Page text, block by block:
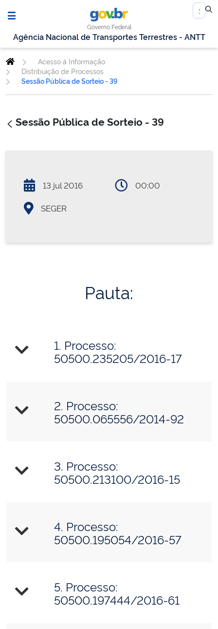
Governo Federal
Agência Nacional de Transportes Terrestres - ANTT
Acesso à Informação
Distribuição de Processos
Sessão Pública de Sorteio - 39
Sessão Pública de Sorteio - 39
13 jul 2016 00:00
SEGER
Pauta:
1. Processo:
50500.235205/2016-17
2. Processo:
50500.065556/2014-92
3. Processo:
50500.213100/2016-15
4. Processo:
50500.195054/2016-57
5. Processo:
50500.197444/2016-61